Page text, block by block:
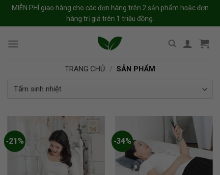
SkipMIỄN PHÍ giao hàng cho các đơn hàng trên 2 sản phẩm hoặc đơn
hàng trị giá trên 1 triệu đồng.
TRANG CHỦ / SẢN PHẨM
-21% -34%